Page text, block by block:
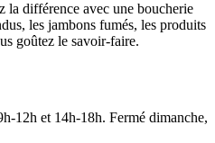
la différence avec une boucherie
les jambons fumés, les produits
goûtez le savoir-faire.
12h et 14h-18h. Fermé dimanche,